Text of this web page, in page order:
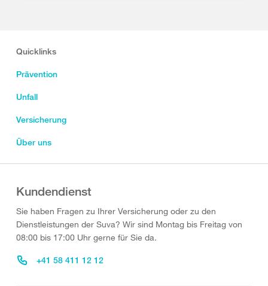
Quicklinks
Prävention
Unfall
Versicherung
Über uns
Kundendienst
Sie haben Fragen zu Ihrer Versicherung oder zu den
Dienstleistungen der Suva? Wir sind Montag bis Freitag von
08:00 bis 17:00 Uhr gerne für Sie da.
+41 58 411 12 12